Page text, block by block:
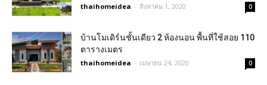
thaihomeidea - สิงหาคม 1, 2020 0
บ้านโมเดิร์นชั้นเดียว 2 ห้องนอน พื้นที่ใช้สอย 110
ตารางเมตร
thaihomeidea - เมษายน 24, 2020 0